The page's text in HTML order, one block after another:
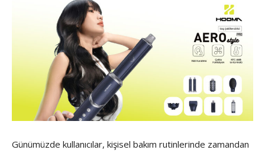
Günümüzde kullanıcılar, kişisel bakım rutinlerinde zamandan